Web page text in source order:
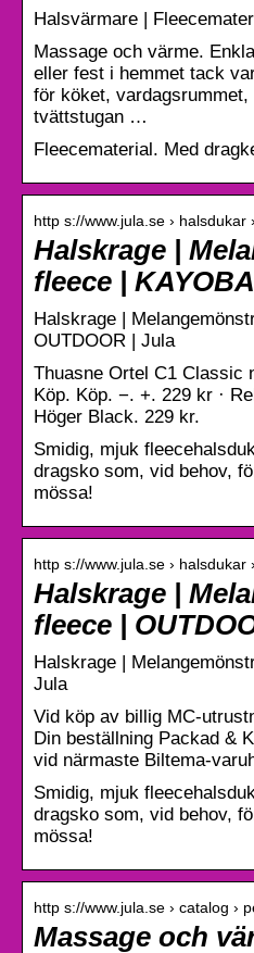
Halsvärmare |
Massage och värme.
eller fest i hemmet tack
för köket,
tvättstugan …
Fleecematerial. Med
http s://www.jula.se › halsdukar
Halskrage |
fleece |
Halskrage |
OUTDOOR | Jula
Thuasne Ortel C1 Classic
Köp. Köp. −. +. 229 kr ·
Höger Black. 229 kr.
Smidig, mjuk
dragsko som, vid behov,
mössa!
http s://www.jula.se › halsdukar
Halskrage |
fleece |
Halskrage |
Jula
Vid köp av billig MC-
Din beställning Packad &
vid närmaste Biltema-
Smidig, mjuk
dragsko som, vid behov,
mössa!
http s://www.jula.se › catalog ›
Massage och